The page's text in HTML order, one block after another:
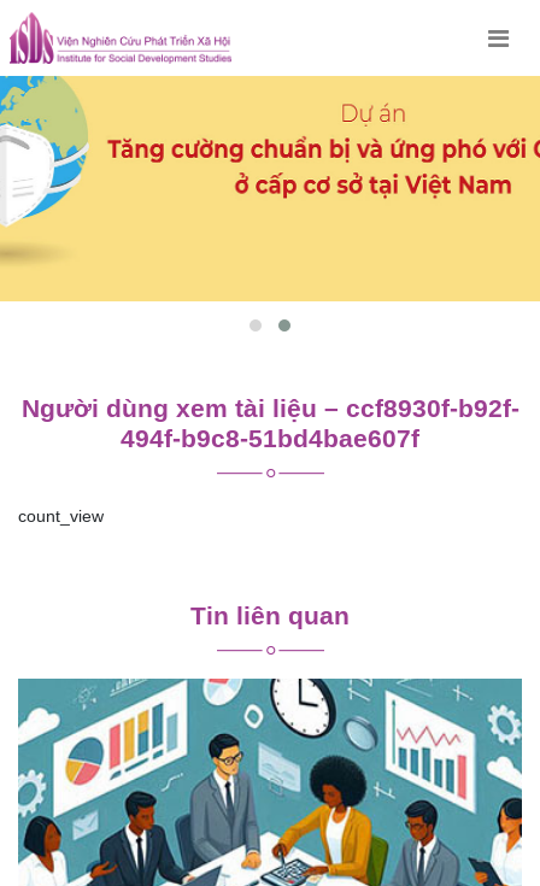
Skip
to
content
Người dùng xem tài liệu – ccf8930f-b92f-
494f-b9c8-51bd4bae607f
count_view
viết
Tin liên quan